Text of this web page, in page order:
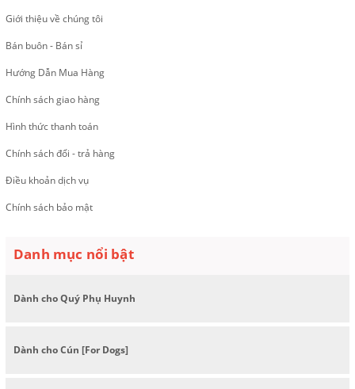
Giới thiệu về chúng tôi
Bán buôn - Bán sỉ
Hướng Dẫn Mua Hàng
Chính sách giao hàng
Hình thức thanh toán
Chính sách đổi - trả hàng
Điều khoản dịch vụ
Chính sách bảo mật
Danh mục nổi bật
Dành cho Quý Phụ Huynh
Dành cho Cún [For Dogs]